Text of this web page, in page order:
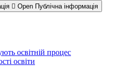
Open Публічна інформація
освітній процес
освіти